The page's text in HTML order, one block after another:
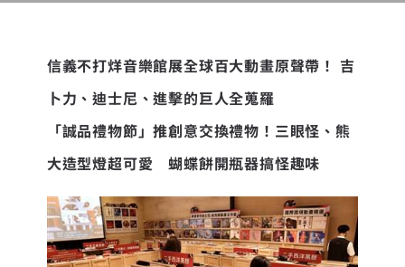
信義不打烊音樂館展全球百大動畫原聲帶！ 吉
卜力、迪士尼、進擊的巨人全蒐羅
「誠品禮物節」推創意交換禮物！三眼怪、熊
大造型燈超可愛 蝴蝶餅開瓶器搞怪趣味